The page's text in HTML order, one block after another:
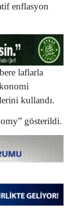
enflasyon
laflarla
kullandı.
gösterildi.